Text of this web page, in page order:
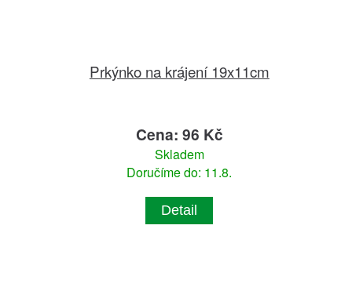
Prkýnko na krájení 19x11cm
Cena: 96 Kč
Skladem
Doručíme do: 11.8.
Detail